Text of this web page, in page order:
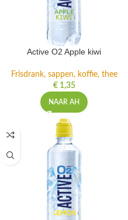
Active O2 Apple kiwi
Frisdrank, sappen, koffie, thee
€1,35
NAAR AH